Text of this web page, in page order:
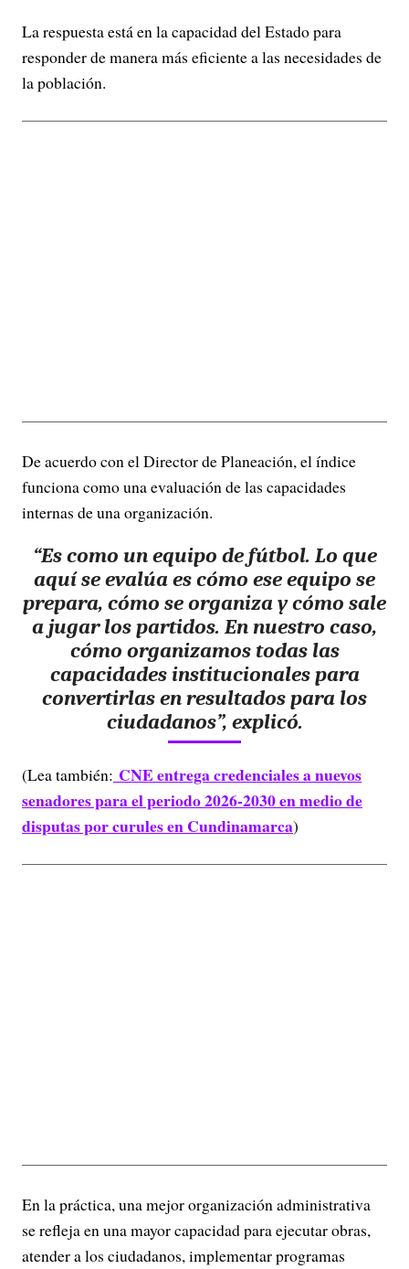
La respuesta está en la capacidad del Estado para
responder de manera más eficiente a las necesidades de
la población.
De acuerdo con el Director de Planeación, el índice
funciona como una evaluación de las capacidades
internas de una organización.
“Es como un equipo de fútbol. Lo que
aquí se evalúa es cómo ese equipo se
prepara, cómo se organiza y cómo sale
a jugar los partidos. En nuestro caso,
cómo organizamos todas las
capacidades institucionales para
convertirlas en resultados para los
ciudadanos”, explicó.
(Lea también: CNE entrega credenciales a nuevos
senadores para el periodo 2026-2030 en medio de
disputas por curules en Cundinamarca)
En la práctica, una mejor organización administrativa
se refleja en una mayor capacidad para ejecutar obras,
atender a los ciudadanos, implementar programas